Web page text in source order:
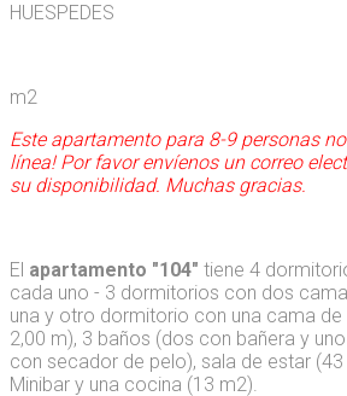
HUESPEDES
m2
Este apartamento para 8-9 personas
línea!Por favor envíenos un correo
su disponibilidad. Muchas gracias.
El apartamento "104" tiene 4
cada uno - 3 dormitorios con dos
una y otro dormitorio con una cama
2,00 m), 3 baños (dos con bañera y
con secador de pelo), sala de estar (43
Minibar y una cocina (13 m2).